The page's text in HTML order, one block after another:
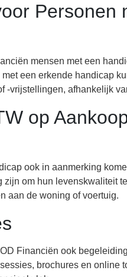
Personen
mensen met een
een erkende handicap
-vrijstellingen, afhankelijk
op
ook in aanmerking
om hun levenskwaliteit
aan de woning of voertuig.
Financiën ook
brochures en online